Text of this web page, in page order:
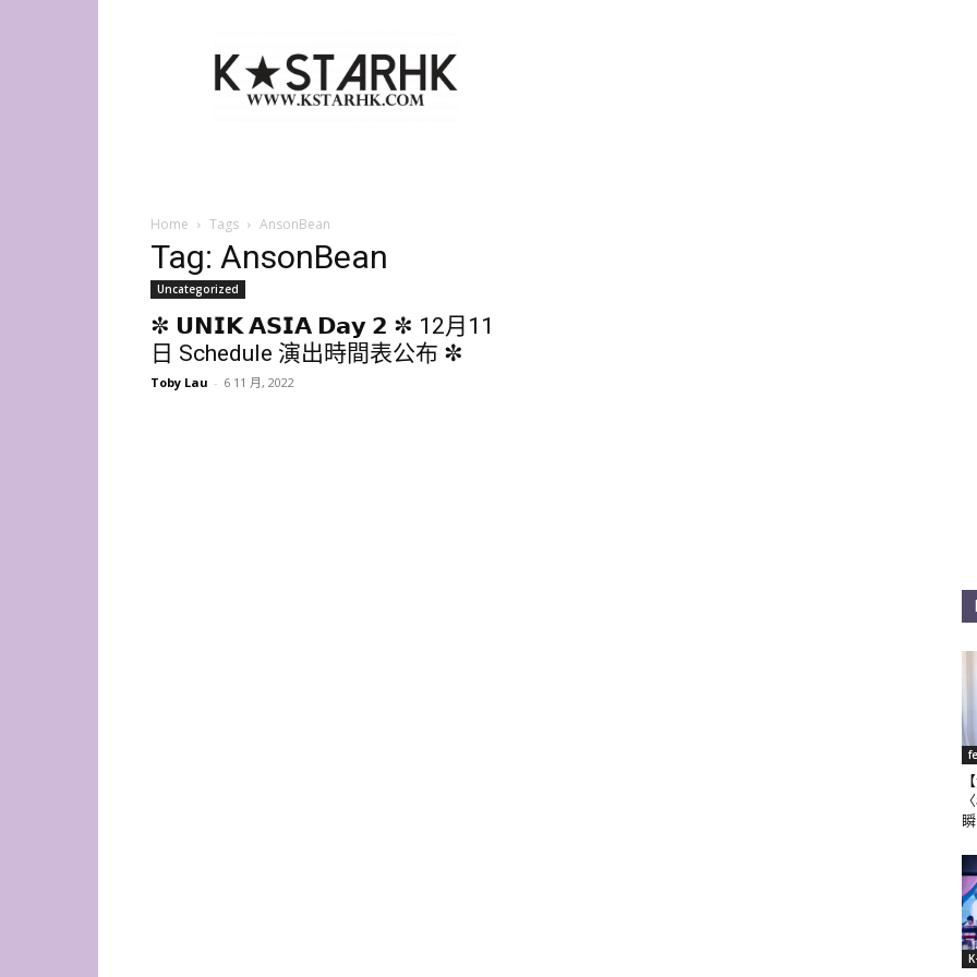
Star
HK
Home Tags AnsonBean
Tag: AnsonBean
Uncategorized
✼ 𝗨𝗡𝗜𝗞 𝗔𝗦𝗜𝗔 𝗗𝗮𝘆 𝟮 ✼ 12月11
日 Schedule 演出時間表公布 ✼
Toby Lau - 6 11 月, 2022